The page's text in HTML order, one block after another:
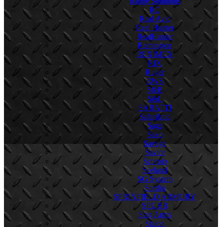
RC
Real Avid
Real Hunter
RealHunter
Remington
REXIMEX
RIX
Ruger
RWS
S&B
S&L
SABATTI
Safariland
Saga
Sako
Savage
Savior
Scorpio
Seeland
SG System
Sordin
SPRINFIELD ARMORY
SPUHR
Stag Arms
Stalon